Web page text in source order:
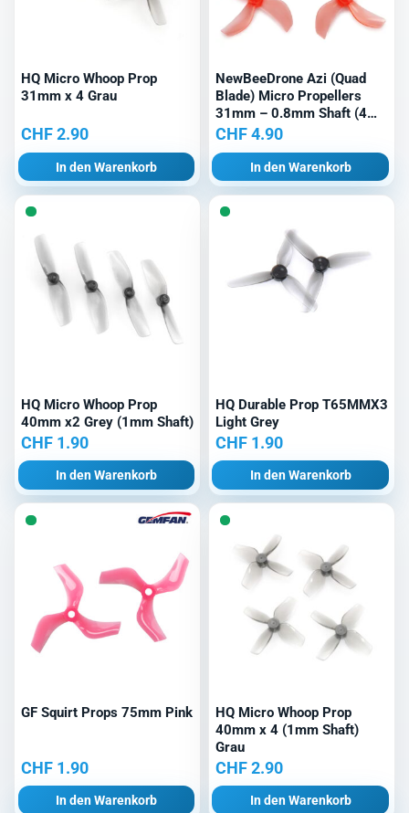
HQ Micro Whoop Prop
31mm x 4 Grau
CHF2.90
In den Warenkorb
NewBeeDrone Azi (Quad
Blade) Micro Propellers
31mm – 0.8mm Shaft (4
Stk.) Rot
CHF4.90
In den Warenkorb
HQ Micro Whoop Prop
40mm x2 Grey (1mm Shaft)
CHF 1.90
In den Warenkorb
HQ Durable Prop T65MMX3
Light Grey
CHF1.90
In den Warenkorb
GF Squirt Props 75mm Pink
CHF 1.90
In den Warenkorb
HQ Micro Whoop Prop
40mm x 4 (1mm Shaft)
Grau
CHF2.90
In den Warenkorb